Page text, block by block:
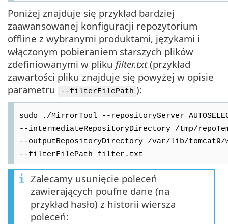
Poniżej znajduje się przykład bardziej
zaawansowanej konfiguracji repozytorium
offline z wybranymi produktami, językami i
włączonym pobieraniem starszych plików
zdefiniowanymi w pliku filter.txt(przykład
zawartości pliku znajduje się powyżej w opisie
parametru
--filterFilePath ):
sudo ./MirrorTool --repositoryServer
--intermediateRepositoryDirectory /tmp/
--outputRepositoryDirectory /var/lib/tomcat9/
--filterFilePath filter.txt
Zalecamy usunięcie poleceń
zawierających poufne dane (na
przykład hasło) z historii wiersza
poleceń: